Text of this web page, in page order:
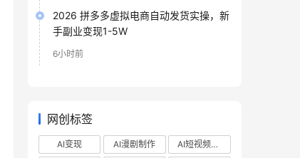
2026 拼多多虚拟电商自动发货实操，新
手副业变现1-5W
6小时前
网创标签
AI变现 AI漫剧制作
AI短视频制作